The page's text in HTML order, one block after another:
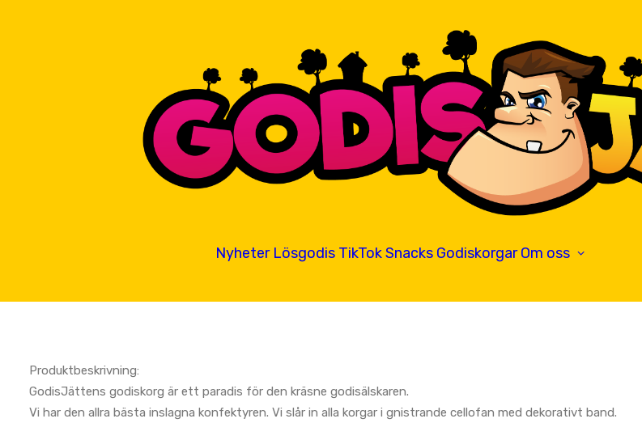
Nyheter Lösgodis TikTokSnacks Godiskorgar Om oss
Produktbeskrivning:
GodisJättens godiskorg är ett paradis för den kräsne godisälskaren.
Vi har den allra bästa inslagna konfektyren. Vi slår in alla korgar i gnistrande cellofan med dekorativt band.